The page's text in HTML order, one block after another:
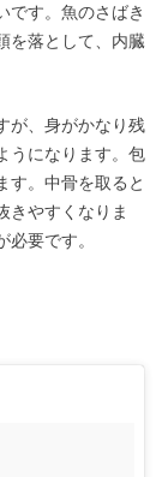
です。魚のさばき
を落として、内臓
が、身がかなり残
うになります。包
す。中骨を取ると
きやすくなりま
要です。